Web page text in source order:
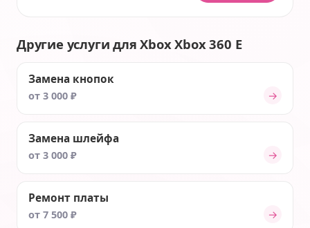
Другие услуги для Xbox Xbox 360 E
Замена кнопок
от 3 000 ₽ →
Замена шлейфа
от 3 000 ₽ →
Ремонт платы
от 7 500 ₽ →